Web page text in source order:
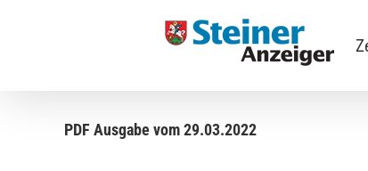
PDF Ausgabe vom 29.03.2022